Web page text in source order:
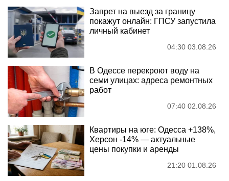
Запрет на выезд за границу
покажут онлайн: ГПСУ запустила
личный кабинет
04:30 03.08.26
В Одессе перекроют воду на
семи улицах: адреса ремонтных
работ
07:40 02.08.26
Квартиры на юге: Одесса +138%,
Херсон -14% — актуальные
цены покупки и аренды
21:20 01.08.26